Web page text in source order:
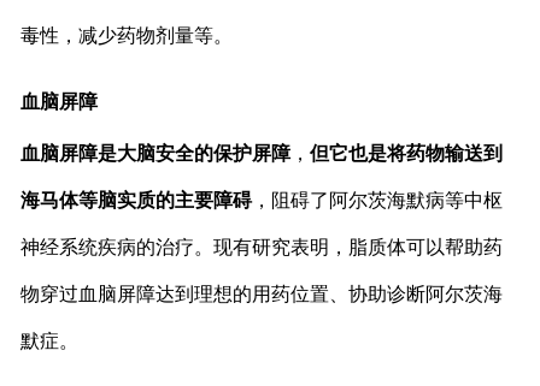
毒性，减少药物剂量等。
血脑屏障
血脑屏障是大脑安全的保护屏障， 但它也是将药物输送到
海马体等脑实质的主要障碍，阻碍了阿尔茨海默病等中枢
神经系统疾病的治疗。现有研究表明，脂质体可以帮助药
物穿过血脑屏障达到理想的用药位置、协助诊断阿尔茨海
默症。